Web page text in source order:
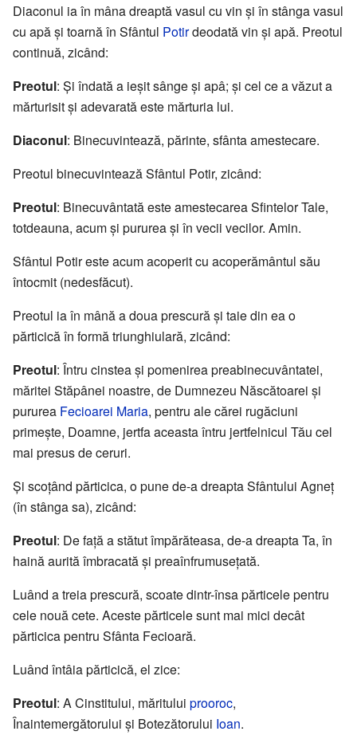
Diaconul ia în mâna dreaptă vasul cu vin și în stânga vasul
cu apă și toarnă în Sfântul Potirdeodată vin și apă. Preotul
continuă, zicând:
Preotul: Și îndată a ieșit sânge și apâ; și cel ce a văzut a
mărturisit și adevarată este mărturia lui.
Diaconul: Binecuvintează, părinte, sfânta amestecare.
Preotul binecuvintează Sfântul Potir, zicând:
Preotul: Binecuvântată este amestecarea Sfintelor Tale,
totdeauna, acum și pururea și în vecii vecilor. Amin.
Sfântul Potir este acum acoperit cu acoperământul său
întocmit (nedesfăcut).
Preotul ia în mână a doua prescură și taie din ea o
părticică în formă triunghiulară, zicând:
Preotul: Întru cinstea și pomenirea preabinecuvântatei,
măritei Stăpânei noastre, de Dumnezeu Născătoarei și
pururea Fecioarei Maria, pentru ale cărei rugăciuni
primește, Doamne, jertfa aceasta întru jertfelnicul Tău cel
mai presus de ceruri.
Și scoțând părticica, o pune de-a dreapta Sfântului Agneț
(în stânga sa), zicând:
Preotul: De față a stătut împărăteasa, de-a dreapta Ta, în
haină aurită îmbracată și preaînfrumusețată.
Luând a treia prescură, scoate dintr-însa părticele pentru
cele nouă cete. Aceste părticele sunt mai mici decât
părticica pentru Sfânta Fecioară.
Luând întâia părticică, el zice:
Preotul: A Cinstitului, măritului prooroc,
Înaintemergătorului și Botezătorului Ioan.